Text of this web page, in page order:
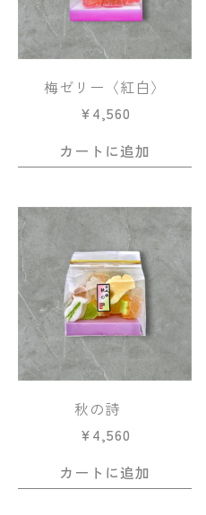
梅ゼリー〈紅白〉
¥4,560
カートに追加
秋の詩
¥4,560
カートに追加